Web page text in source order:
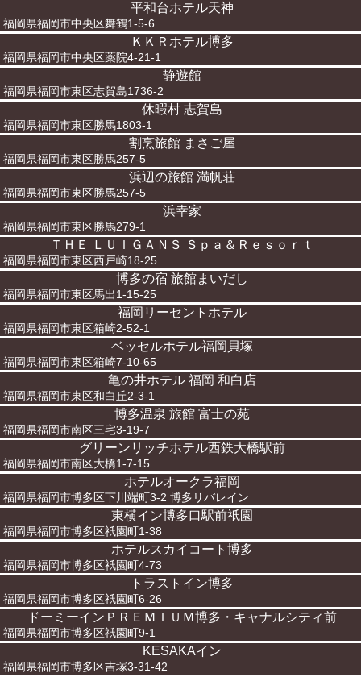
平和台ホテル天神
福岡県福岡市中央区舞鶴1-5-6
ＫＫＲホテル博多
福岡県福岡市中央区薬院4-21-1
静遊館
福岡県福岡市東区志賀島1736-2
休暇村 志賀島
福岡県福岡市東区勝馬1803-1
割烹旅館 まさご屋
福岡県福岡市東区勝馬257-5
浜辺の旅館 満帆荘
福岡県福岡市東区勝馬257-5
浜幸家
福岡県福岡市東区勝馬279-1
ＴＨＥ ＬＵＩＧＡＮＳ Ｓｐａ＆Ｒｅｓｏｒｔ
福岡県福岡市東区西戸崎18-25
博多の宿 旅館まいだし
福岡県福岡市東区馬出1-15-25
福岡リーセントホテル
福岡県福岡市東区箱崎2-52-1
ベッセルホテル福岡貝塚
福岡県福岡市東区箱崎7-10-65
亀の井ホテル 福岡 和白店
福岡県福岡市東区和白丘2-3-1
博多温泉 旅館 富士の苑
福岡県福岡市南区三宅3-19-7
グリーンリッチホテル西鉄大橋駅前
福岡県福岡市南区大橋1-7-15
ホテルオークラ福岡
福岡県福岡市博多区下川端町3-2 博多リバレイン
東横イン博多口駅前祇園
福岡県福岡市博多区祇園町1-38
ホテルスカイコート博多
福岡県福岡市博多区祇園町4-73
トラストイン博多
福岡県福岡市博多区祇園町6-26
ドーミーインＰＲＥＭＩＵＭ博多・キャナルシティ前
福岡県福岡市博多区祇園町9-1
KESAKAイン
福岡県福岡市博多区吉塚3-31-42